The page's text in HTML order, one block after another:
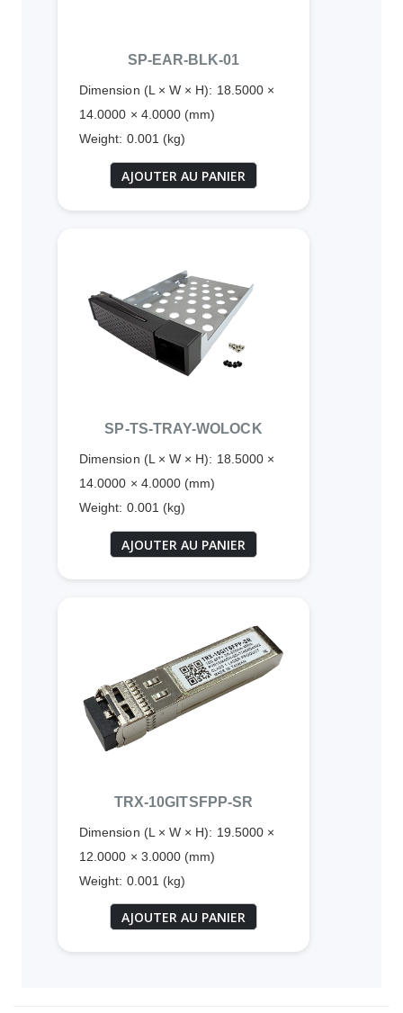
SP-EAR-BLK-01
Dimension (L × W × H): 18.5000 ×
14.0000 × 4.0000 (mm)
Weight: 0.001 (kg)
AJOUTER AU PANIER
SP-TS-TRAY-WOLOCK
Dimension (L × W × H): 18.5000 ×
14.0000 × 4.0000 (mm)
Weight: 0.001 (kg)
AJOUTER AU PANIER
TRX-10GITSFPP-SR
Dimension (L × W × H): 19.5000 ×
12.0000 × 3.0000 (mm)
Weight: 0.001 (kg)
AJOUTER AU PANIER